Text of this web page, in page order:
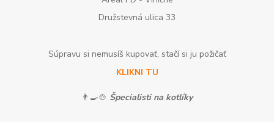
Družstevná ulica 33
Súpravu si nemusíš kupovať, stačí si ju požičať
KLIKNI TU
👨‍🍳🍲 Špecialisti na kotlíky